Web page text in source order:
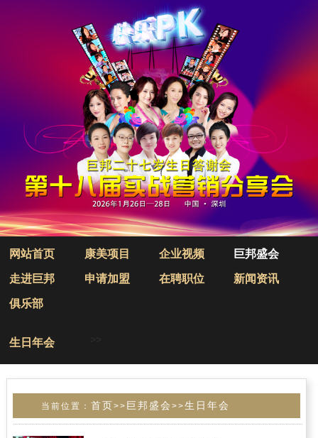
网站首页 康美项目 企业视频 巨邦盛会
走进巨邦 申请加盟 在聘职位 新闻资讯
俱乐部
生日年会
当前位置：首页>> 巨邦盛会>>生日年会